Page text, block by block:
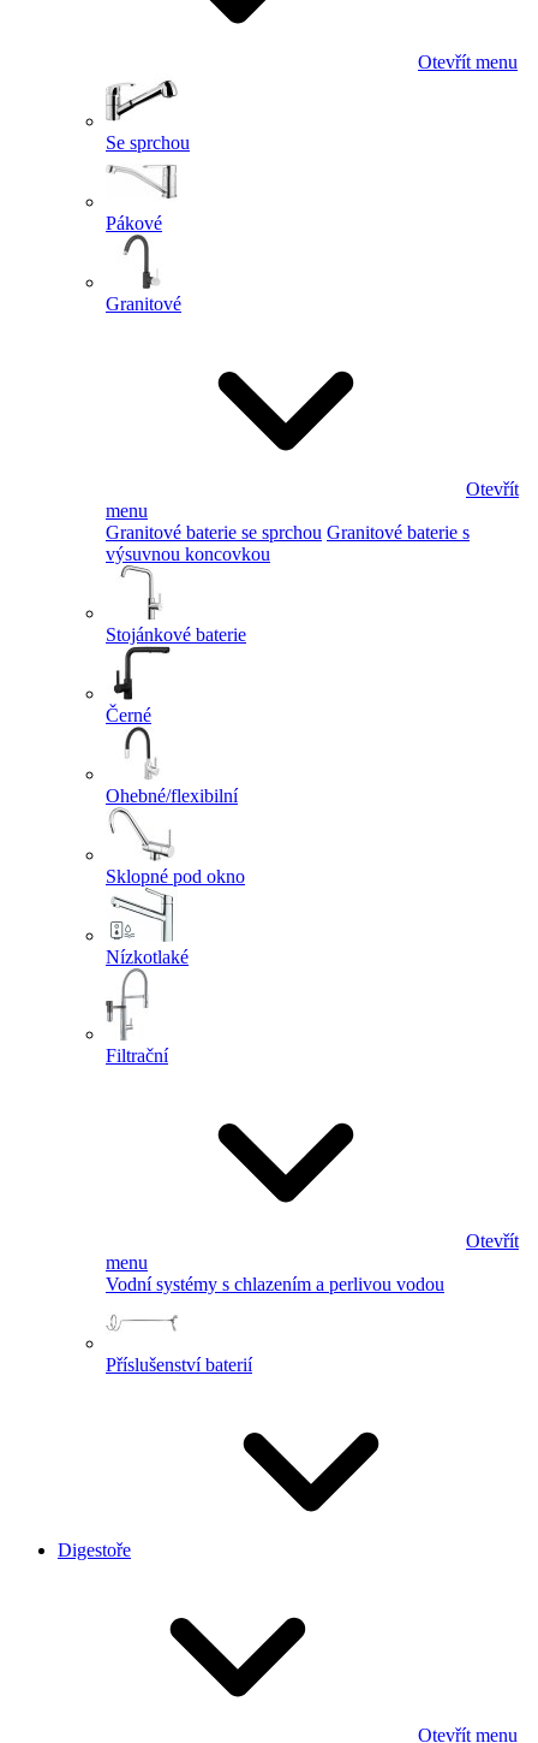
Otevřít menu
Se sprchou
Pákové
Granitové
Otevřít
menu
Granitové baterie se sprchou Granitové baterie s
výsuvnou koncovkou
Stojánkové baterie
Černé
Ohebné/flexibilní
Sklopné pod okno
Nízkotlaké
Filtrační
Otevřít
menu
Vodní systémy s chlazením a perlivou vodou
Příslušenství baterií
Digestoře
Otevřít menu